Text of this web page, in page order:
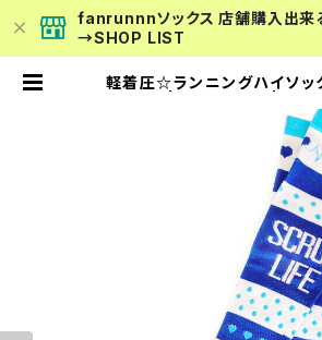
fanrunnnソックス 店舗購入出来
→SHOP LIST
軽着圧☆ランニングハイソッ